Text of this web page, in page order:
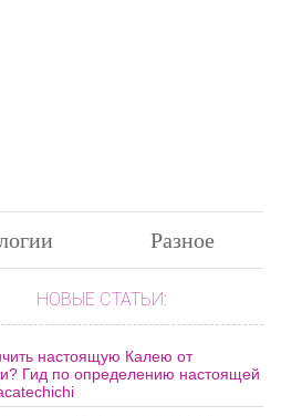
Разное
НОВЫЕ СТАТЬИ:
настоящую Калею от
Гид по определению настоящей